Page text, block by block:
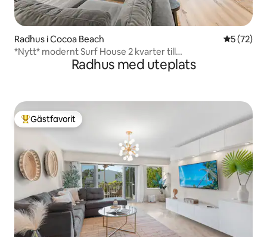
Radhus i Cocoa Beach 5 av 5 i
5 (72)
*Nytt* modernt Surf House 2 kvarter till
stranden+centrumRadhus med uteplats
Populär gästfavorit
Gästfavorit